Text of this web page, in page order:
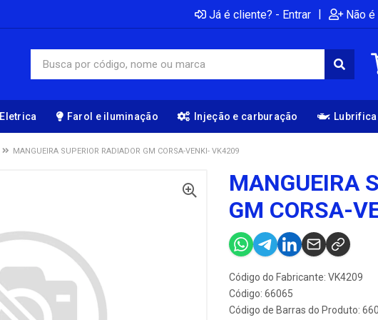
Já é cliente? - Entrar | Não
Eletrica Farol e iluminação Injeção e carburação
MANGUEIRA SUPERIOR RADIADOR GM CORSA-VENKI- VK4209
MANGUEIRA
GM CORSA-
Código do Fabricante: VK4209
Código: 66065
Código de Barras do Produto: